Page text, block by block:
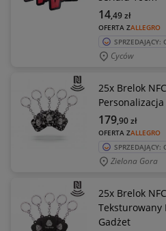
OFERTA ZALLEGRO
14,49zł
SPRZEDAJĄCY:
Cyców
25x Brelok
OFERTA ZALLEGRO
179,90zł
SPRZEDAJĄCY:
Zielona Gora
25x Brelok
Teksturowany
Gadżet